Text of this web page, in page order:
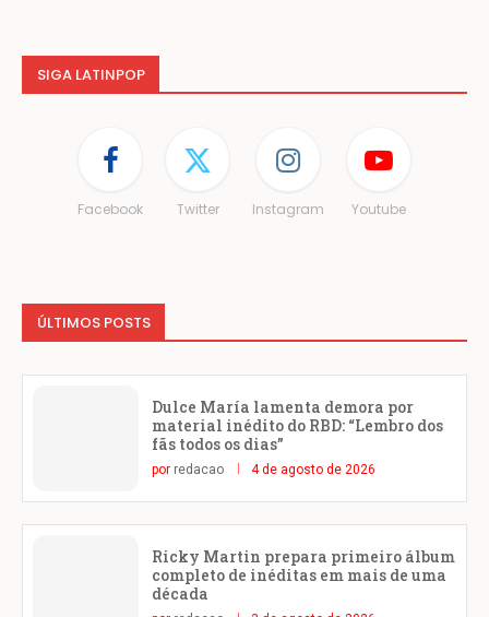
SIGA LATINPOP
Facebook Twitter Instagram Youtube
ÚLTIMOS POSTS
Dulce María lamenta demora por
material inédito do RBD: “Lembro dos
fãs todos os dias”
por redacao 4 de agosto de 2026
Ricky Martin prepara primeiro álbum
completo de inéditas em mais de uma
década